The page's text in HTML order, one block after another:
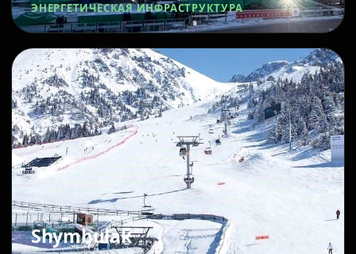
ЭНЕРГЕТИЧЕСКАЯ ИНФРАСТРУКТУРА
Shymbulak